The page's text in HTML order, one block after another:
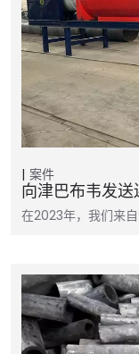
案件
向津巴布韦发
在2023年，我们来